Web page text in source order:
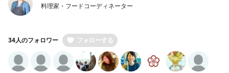
料理家・フードコーディネーター
34人のフォロワー フォローする